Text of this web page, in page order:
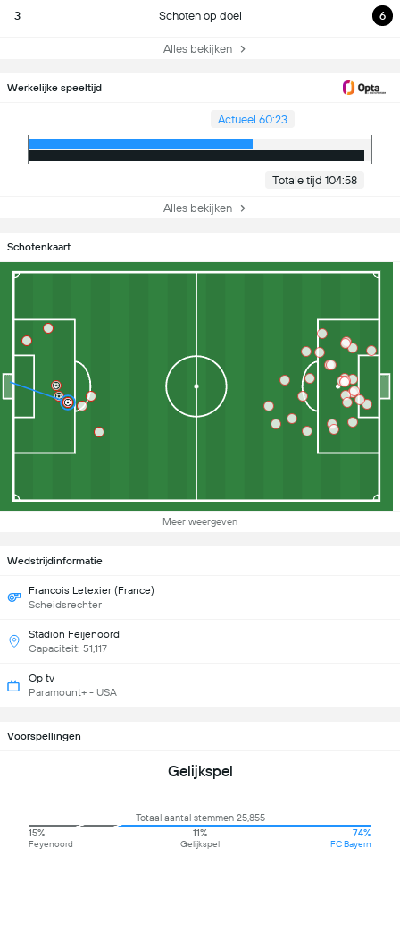
3 Schoten op doel 6
Alles bekijken
Werkelijke speeltijd
Actueel 60:23
Totale tijd 104:58
Alles bekijken
Schotenkaart
Meer weergeven
Wedstrijdinformatie
Francois Letexier (France)
Scheidsrechter
Stadion Feijenoord
Capaciteit: 51,117
Op tv
Paramount+ - USA
Voorspellingen
Gelijkspel
Totaal aantal stemmen 25,855
15%
Feyenoord
11%
Gelijkspel
74%
FC Bayern